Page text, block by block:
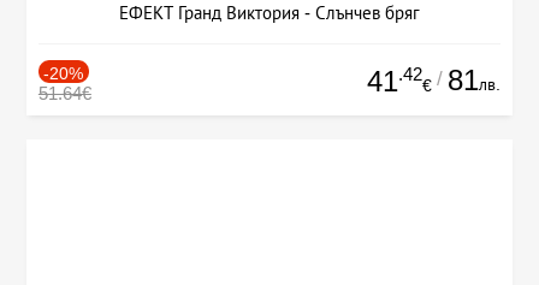
ЕФЕКТ Гранд Виктория - Слънчев бряг
-20%
51.64€ 41.42
€ / 81лв.